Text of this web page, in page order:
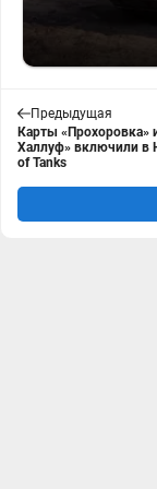
Предыдущая
Карты «Прохоровка»
Халлуф» включили в
of Tanks